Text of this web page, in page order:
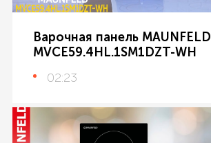
Варочная панель MAUNFELD
MVCE59.4HL.1SM1DZT-WH
02:23